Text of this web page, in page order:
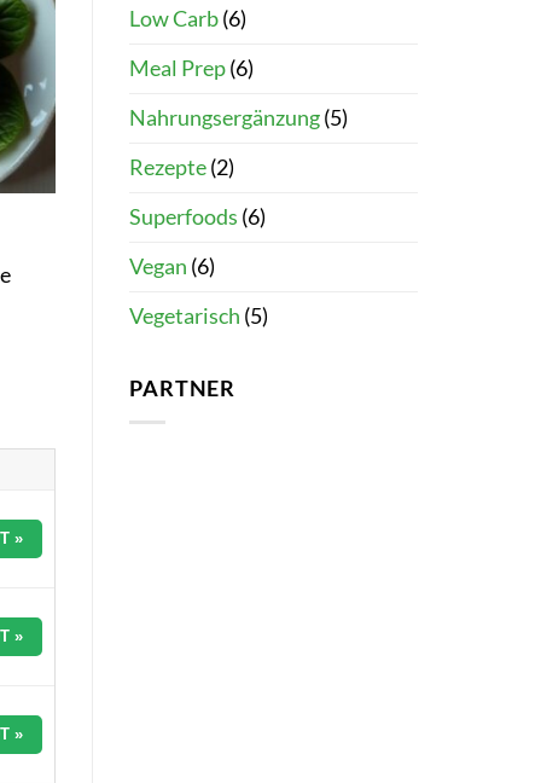
»
»
»
Low Carb(6)
Meal Prep(6)
Nahrungsergänzung(5)
Rezepte(2)
Superfoods (6)
Vegan (6)
Vegetarisch (5)
PARTNER